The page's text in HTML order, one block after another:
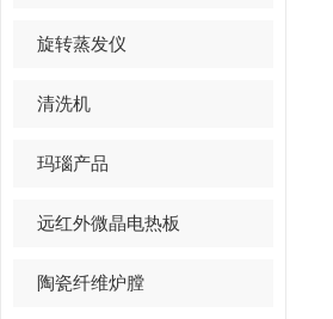
旋转蒸发仪
清洗机
玛瑙产品
远红外微晶电热板
陶瓷纤维炉膛